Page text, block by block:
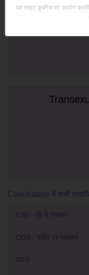
Coimbatore में सभी
CIM - मुँह में स्खलन
COB - शरीर पर स्खलन
GFE
यह साइट कुकीज़ का उपयोग